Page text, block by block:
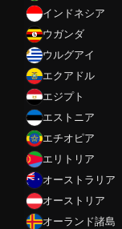
インドネシア
ウガンダ
ウルグアイ
エクアドル
エジプト
エストニア
エチオピア
エリトリア
オーストラリア
オーストリア
オーランド諸島